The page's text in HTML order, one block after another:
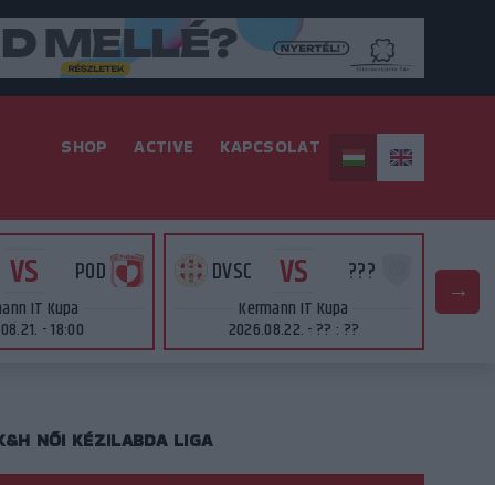
SHOP ACTIVE KAPCSOLAT
VS POD
IT Kupa
- 18:00
DVSC VS ???
Kermann IT Kupa
2026.08.22. - ?? : ??
NŐI KÉZILABDA LIGA